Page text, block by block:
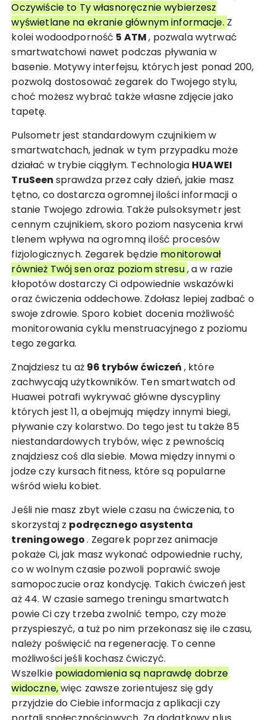
Oczywiście to Ty własnoręcznie wybierzesz
wyświetlane na ekranie głównym informacje. Z
kolei wodoodporność 5 ATM, pozwala wytrwać
smartwatchowi nawet podczas pływania w
basenie. Motywy interfejsu, których jest ponad 200,
pozwolą dostosować zegarek do Twojego stylu,
choć możesz wybrać także własne zdjęcie jako
tapetę.
Pulsometr jest standardowym czujnikiem w
smartwatchach, jednak w tym przypadku może
działać w trybie ciągłym. Technologia HUAWEI
TruSeen sprawdza przez cały dzień, jakie masz
tętno, co dostarcza ogromnej ilości informacji o
stanie Twojego zdrowia. Także pulsoksymetr jest
cennym czujnikiem, skoro poziom nasycenia krwi
tlenem wpływa na ogromną ilość procesów
fizjologicznych. Zegarek będzie monitorował
również Twój sen oraz poziom stresu, a w razie
kłopotów dostarczy Ci odpowiednie wskazówki
oraz ćwiczenia oddechowe. Zdołasz lepiej zadbać o
swoje zdrowie. Sporo kobiet docenia możliwość
monitorowania cyklu menstruacyjnego z poziomu
tego zegarka.
Znajdziesz tu aż 96 trybów ćwiczeń , które
zachwycają użytkowników. Ten smartwatch od
Huawei potrafi wykrywać główne dyscypliny
których jest 11, a obejmują między innymi biegi,
pływanie czy kolarstwo. Do tego jest tu także 85
niestandardowych trybów, więc z pewnością
znajdziesz coś dla siebie. Mowa między innymi o
jodze czy kursach fitness, które są popularne
wśród wielu kobiet.
Jeśli nie masz zbyt wiele czasu na ćwiczenia, to
skorzystaj z podręcznego asystenta
treningowego. Zegarek poprzez animacje
pokaże Ci, jak masz wykonać odpowiednie ruchy,
co w wolnym czasie pozwoli poprawić swoje
samopoczucie oraz kondycję. Takich ćwiczeń jest
aż 44. W czasie samego treningu smartwatch
powie Ci czy trzeba zwolnić tempo, czy może
przyspieszyć, a tuż po nim przekonasz się ile czasu,
należy poświęcić na regenerację. To cenne
możliwości jeśli kochasz ćwiczyć.
Wszelkie powiadomienia są naprawdę dobrze
widoczne,więc zawsze zorientujesz się gdy
przyjdzie do Ciebie informacja z aplikacji czy